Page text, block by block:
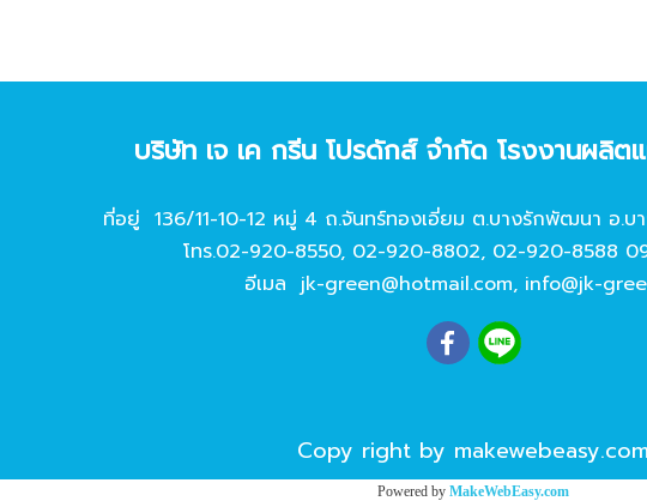
บริษัท เจ เค กรีน โปรดักส์ จํากัด โรงงานผลิต
ที่อยู่ 136/11-10-12 หมู่ 4 ถ.จันทร์ทองเอี่ยม ต.บางรักพัฒนา อ.บา
โทร.02-920-8550, 02-920-8802, 02-920-8588
อีเมล jk-green@hotmail.com, info@jk-
Copy right by makewebeasy.com
Powered by MakeWebEasy.com